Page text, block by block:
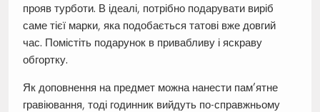
прояв турботи. В ідеалі, потрібно подарувати виріб
саме тієї марки, яка подобається татові вже довгий
час. Помістіть подарунок в привабливу і яскраву
обгортку.
Як доповнення на предмет можна нанести пам’ятне
гравіювання, тоді годинник вийдуть по-справжньому